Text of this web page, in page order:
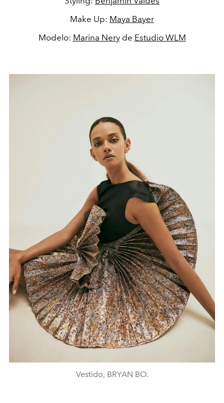
Make Up: Maya Bayer
Modelo: Marina Neryde Estudio WLM
Vestido, BRYAN BO.